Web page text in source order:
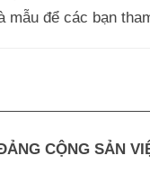
để các bạn
CỘNG SẢN